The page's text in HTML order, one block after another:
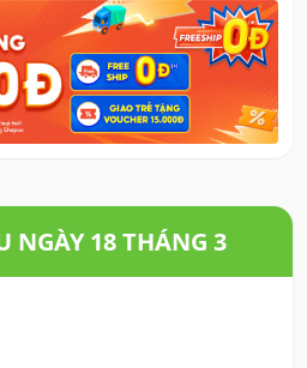
NGÀY 18 THÁNG 3